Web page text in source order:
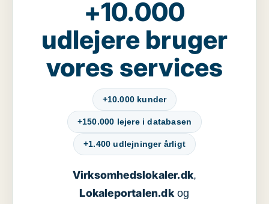
+10.000
udlejere bruger
vores services
+10.000 kunder
+150.000 lejere i databasen
+1.400 udlejninger årligt
Virksomhedslokaler.dk,
Lokaleportalen.dkog